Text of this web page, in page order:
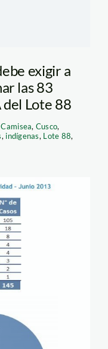
exigir a
las 83
del Lote 88
Camisea, Cusco,
, indígenas, Lote 88,